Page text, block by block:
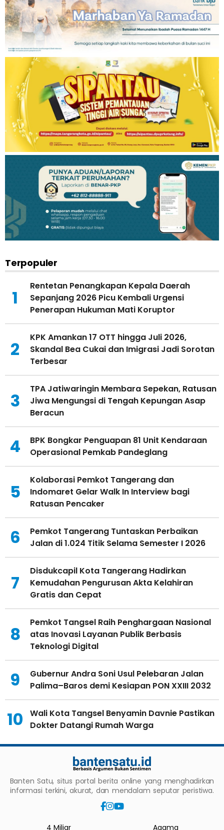
Terpopuler
1
Rentetan Penangkapan Kepala Daerah
Sepanjang 2026 Picu Kembali Urgensi
Penerapan Hukuman Mati Koruptor
2
KPK Amankan 17 OTT hingga Juli 2026,
Skandal Bea Cukai dan Imigrasi Jadi Sorotan
Terbesar
3
TPA Jatiwaringin Membara Sepekan, Ratusan
Jiwa Mengungsi di Tengah Kepungan Asap
Beracun
4
BPK Bongkar Penguapan 81 Unit Kendaraan
Operasional Pemkab Pandeglang
5
Kolaborasi Pemkot Tangerang dan
Indomaret Gelar Walk In Interview bagi
Ratusan Pencaker
6
Pemkot Tangerang Tuntaskan Perbaikan
Jalan di 1.024 Titik Selama Semester I 2026
7
Disdukcapil Kota Tangerang Hadirkan
Kemudahan Pengurusan Akta Kelahiran
Gratis dan Cepat
8
Pemkot Tangsel Raih Penghargaan Nasional
atas Inovasi Layanan Publik Berbasis
Teknologi Digital
9
Gubernur Andra Soni Usul Pelebaran Jalan
Palima–Baros demi Kesiapan PON XXIII 2032
10
Wali Kota Tangsel Benyamin Davnie Pastikan
Dokter Datangi Rumah Warga
Banten Satu, situs portal berita online yang menghadirkan
informasi terkini, akurat, dan mendalam seputar peristiwa.
4 Miliar
Agama